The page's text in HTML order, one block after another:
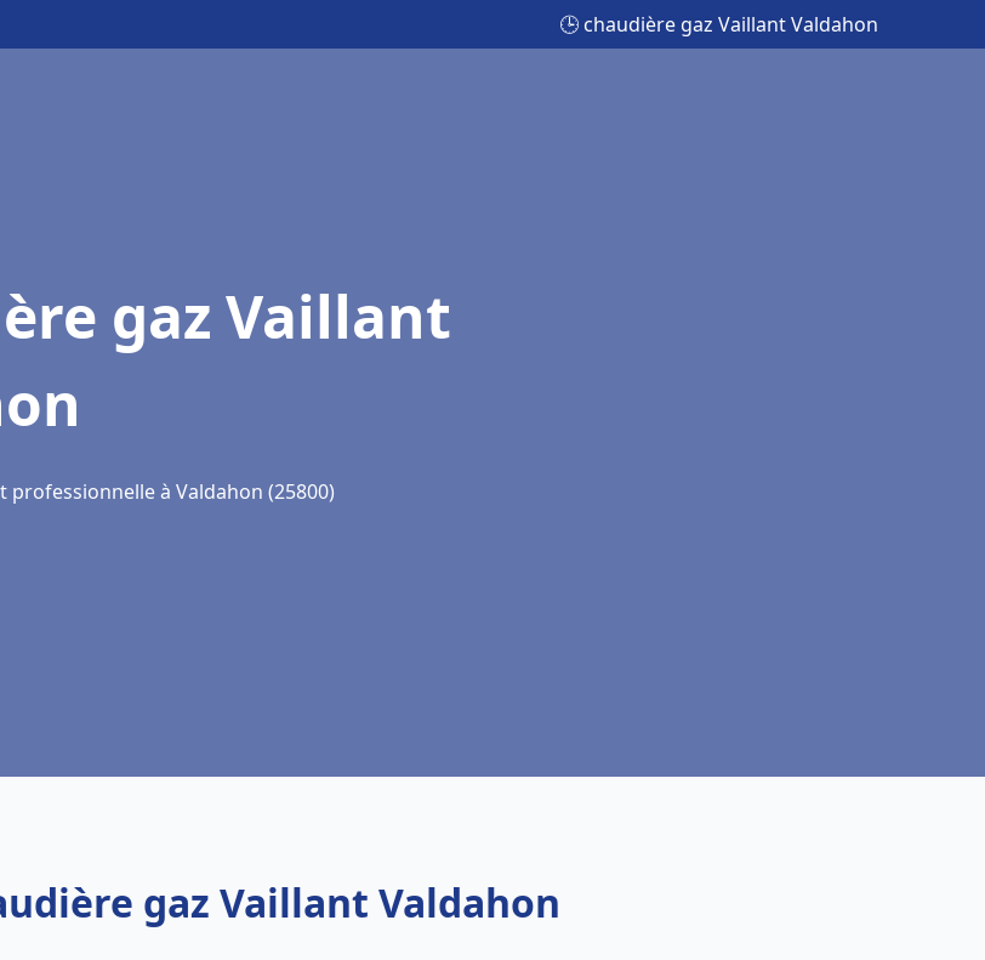
🕒 chaudière gaz Vaillant Valdahon
gaz Vaillant
à Valdahon (25800)
gaz Vaillant Valdahon